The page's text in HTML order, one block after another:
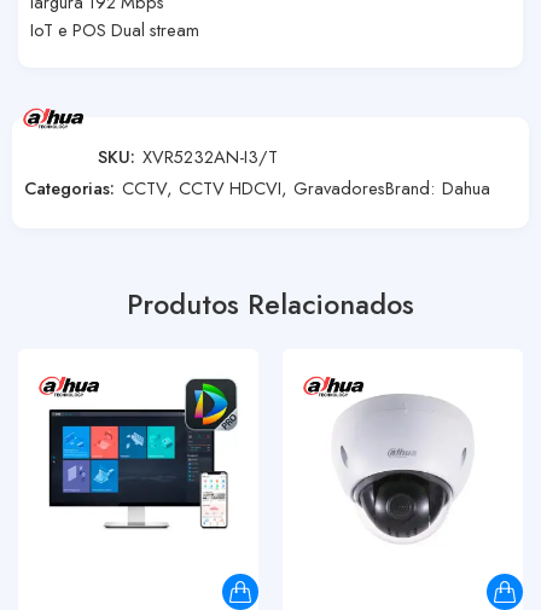
IoT e POS Dual stream
SKU: XVR5232AN-I3/T
Categorias: CCTV, CCTV HDCVI, GravadoresBrand: Dahua
Produtos Relacionados